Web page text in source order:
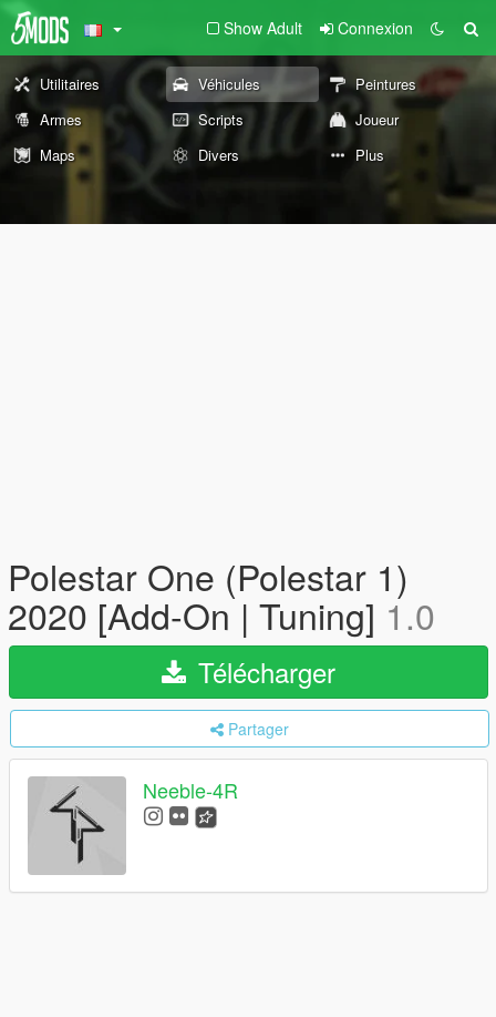
Show Adult Connexion
Utilitaires Véhicules
Peintures
Armes
Scripts
Joueur
Maps
Divers Plus
Polestar One (Polestar 1)
2020 [Add-On | Tuning] 1.0
Télécharger
Partager
Neeble-4R